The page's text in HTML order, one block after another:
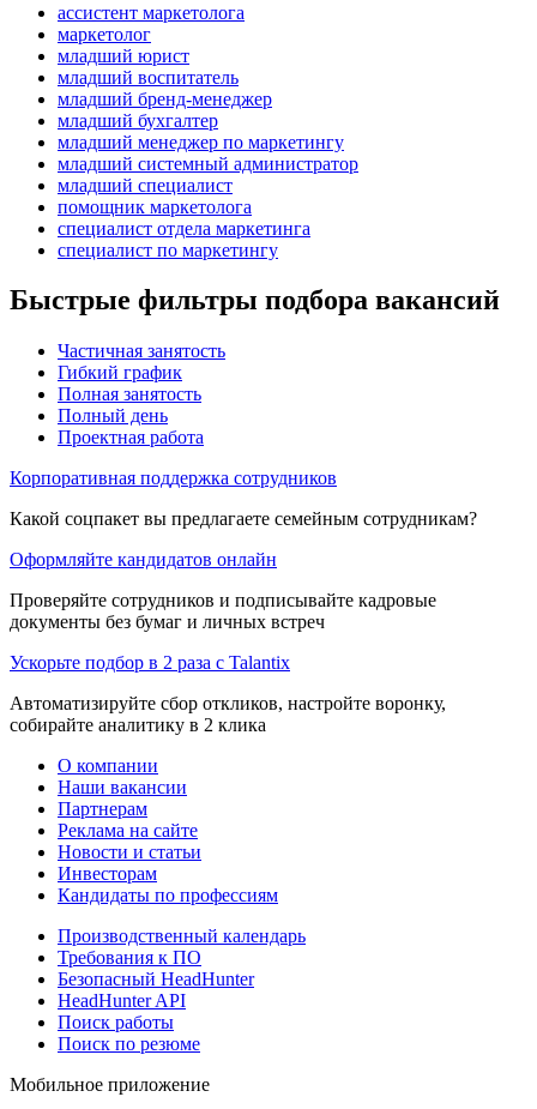
ассистент маркетолога
маркетолог
младший юрист
младший воспитатель
младший бренд-менеджер
младший бухгалтер
младший менеджер по маркетингу
младший системный администратор
младший специалист
помощник маркетолога
специалист отдела маркетинга
специалист по маркетингу
Быстрые фильтры подбора вакансий
Частичная занятость
Гибкий график
Полная занятость
Полный день
Проектная работа
Корпоративная поддержка сотрудников
Какой соцпакет вы предлагаете семейным сотрудникам?
Оформляйте кандидатов онлайн
Проверяйте сотрудников и подписывайте кадровые
документы без бумаг и личных встреч
Ускорьте подбор в 2 раза с Talantix
Автоматизируйте сбор откликов, настройте воронку,
собирайте аналитику в 2 клика
О компании
Наши вакансии
Партнерам
Реклама на сайте
Новости и статьи
Инвесторам
Кандидаты по профессиям
Производственный календарь
Требования к ПО
Безопасный HeadHunter
HeadHunter API
Поиск работы
Поиск по резюме
Мобильное приложение